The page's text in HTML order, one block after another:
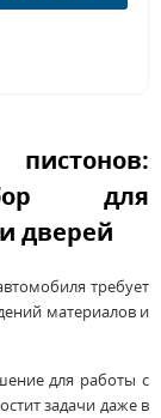
для
дверей
требует
материалов и
для работы с
задачи даже в